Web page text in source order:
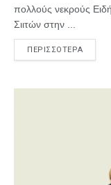
πολλούς νεκρούς
Σιιτών στην ...
ΠΕΡΙΣΣΟΤΕΡΑ